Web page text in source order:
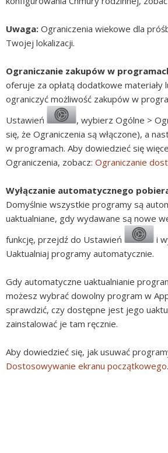
Uwaga: Ograniczenia wiekowe dla
Twojej lokalizacji.
Ograniczanie zakupów w
oferuje za opłatą dodatkowe materiały
ograniczyć możliwość zakupów w
Ustawień
, wybierz Ogólne >
się, że Ograniczenia są włączone), a
w programach. Aby dowiedzieć się
Ograniczenia, zobacz: Ograniczanie
Wyłączanie automatycznego
Domyślnie wszystkie programy są
uaktualniane, gdy wydawane są nowe
funkcję, przejdź do Ustawień
i
Uaktualniaj programy automatycznie.
Gdy automatyczne uaktualnianie
możesz wybrać dowolny program w
sprawdzić, czy dostępne jest jego
zainstalować je tam ręcznie.
Aby dowiedzieć się, jak usuwać
Dostosowywanie ekranu początkowego.